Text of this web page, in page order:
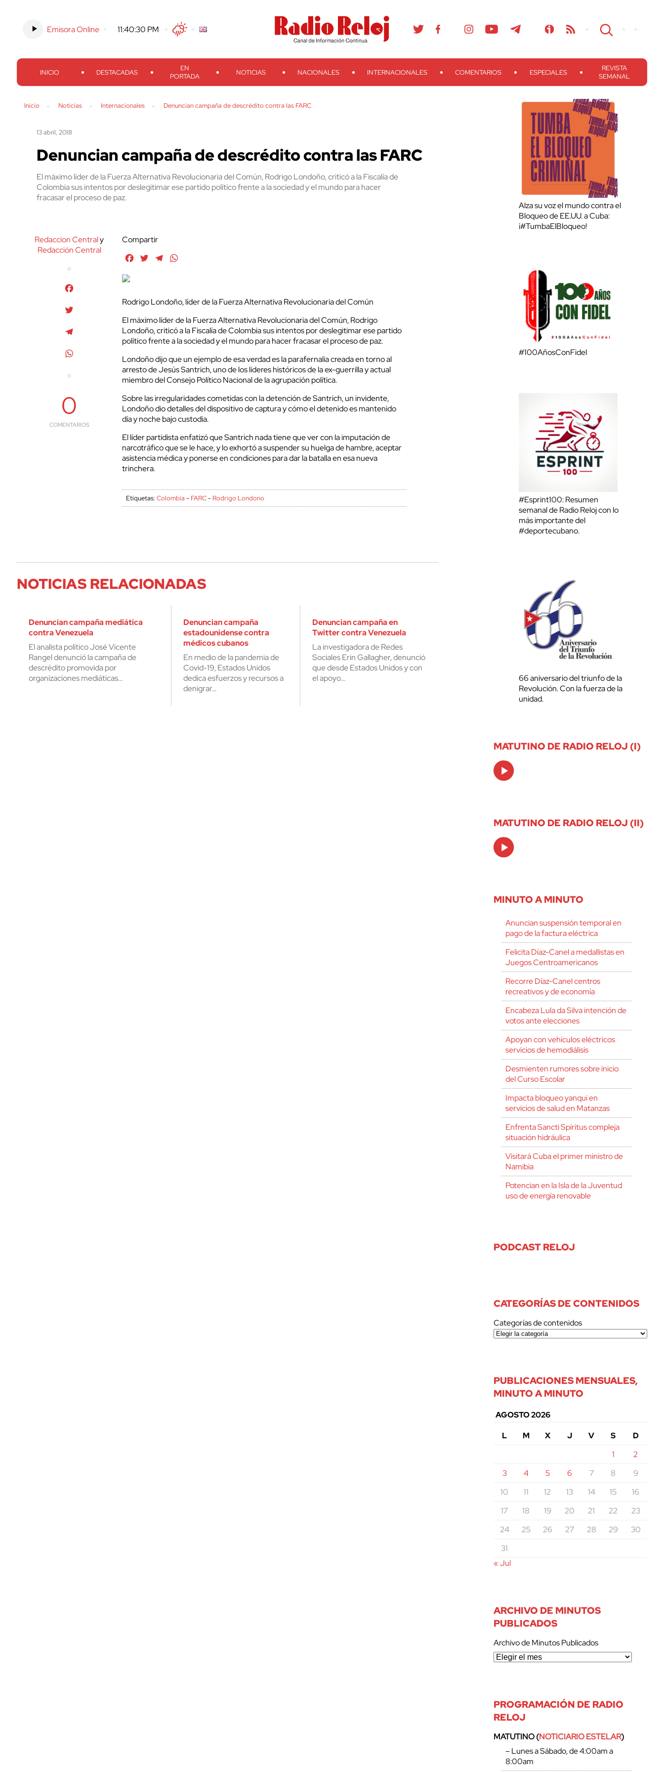
Emisora Online -11:40:31 PM TwitterFacebook
Threads
Instagram TelegramTeveo Ivoox RSS Search
INICIO DESTACADAS
EN
PORTADA
NOTICIAS NACIONALES INTERNACIONALES COMENTARIOS ESPECIALES
REVISTA
SEMANAL
Inicio Noticias Internacionales Denuncian campaña de descrédito contra las FARC
13 abril, 2018
Denuncian campaña de descrédito contra las FARC
El máximo líder de la Fuerza Alternativa Revolucionaria del Común, Rodrigo Londoño, criticó a la Fiscalía de
Colombia sus intentos por deslegitimar ese partido político frente a la sociedad y el mundo para hacer
fracasar el proceso de paz.
Redaccion Centraly
Redacción Central
0
COMENTARIOS
Compartir
FacebookTwitterTelegram
Rodrigo Londoño, líder de la Fuerza Alternativa Revolucionaria del Común
El máximo líder de la Fuerza Alternativa Revolucionaria del Común, Rodrigo
Londoño, criticó a la Fiscalía de Colombia sus intentos por deslegitimar ese partido
político frente a la sociedad y el mundo para hacer fracasar el proceso de paz.
Londoño dijo que un ejemplo de esa verdad es la parafernalia creada en torno al
arresto de Jesús Santrich, uno de los líderes históricos de la ex-guerrilla y actual
miembro del Consejo Político Nacional de la agrupación política.
Sobre las irregularidades cometidas con la detención de Santrich, un invidente,
Londoño dio detalles del dispositivo de captura y cómo el detenido es mantenido
día y noche bajo custodia.
El líder partidista enfatizó que Santrich nada tiene que ver con la imputación de
narcotráfico que se le hace, y lo exhortó a suspender su huelga de hambre, aceptar
asistencia médica y ponerse en condiciones para dar la batalla en esa nueva
trinchera.
Etiquetas:Colombia - FARC- Rodrigo Londono
NOTICIAS RELACIONADAS
Denuncian campaña mediática
contra Venezuela
El analista político José Vicente
Rangel denunció la campaña de
descrédito promovida por
organizaciones mediáticas…
Denuncian campaña
estadounidense contra
médicos cubanos
En medio de la pandemia de
Covid-19, Estados Unidos
dedica esfuerzos y recursos a
denigrar…
Denuncian campaña en
Twitter contra Venezuela
La investigadora de Redes
Sociales Erin Gallagher, denunció
que desde Estados Unidos y con
el apoyo…
Alza su voz el mundo contra el
Bloqueo de EE.UU. a Cuba:
¡#TumbaElBloqueo!
#100AñosConFidel
#Esprint100: Resumen
semanal de Radio Reloj con lo
más importante del
#deportecubano.
66 aniversario del triunfo de la
Revolución. Con la fuerza de la
unidad.
MATUTINO DE RADIO RELOJ (I)
Audio
Player
MATUTINO DE RADIO RELOJ (II)
Audio
Player
MINUTO A MINUTO
Anuncian suspensión temporal en
pago de la factura eléctrica
Felicita Díaz-Canel a medallistas en
Juegos Centroamericanos
Recorre Díaz-Canel centros
recreativos y de economía
Encabeza Lula da Silva intención de
votos ante elecciones
Apoyan con vehículos eléctricos
servicios de hemodiálisis
Desmienten rumores sobre inicio
del Curso Escolar
Impacta bloqueo yanqui en
servicios de salud en Matanzas
Enfrenta Sancti Spíritus compleja
situación hidráulica
Visitará Cuba el primer ministro de
Namibia
Potencian en la Isla de la Juventud
uso de energía renovable
PODCAST RELOJ
CATEGORÍAS DE CONTENIDOS
Categorías de contenidos
PUBLICACIONES MENSUALES,
MINUTO A MINUTO
AGOSTO 2026
L
M X J V S
D
1
2
3
4 5 6 7 8
9
10
11 12 13 14 15
16
17
18 19 20 21 22
23
24
25 26 27 28 29
30
31
« Jul
ARCHIVO DE MINUTOS
PUBLICADOS
Archivo de Minutos Publicados
PROGRAMACIÓN DE RADIO
RELOJ
MATUTINO (NOTICIARIO ESTELAR)
– Lunes a Sábado, de 4:00am a
8:00am